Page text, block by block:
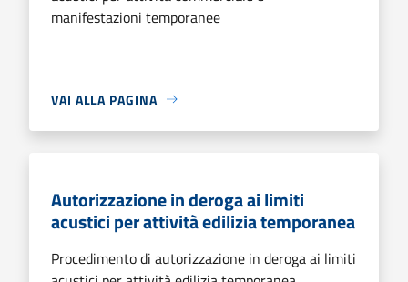
manifestazioni temporanee
VAI ALLA PAGINA
Autorizzazione in deroga ai limiti
acustici per attività edilizia temporanea
Procedimento di autorizzazione in deroga ai limiti